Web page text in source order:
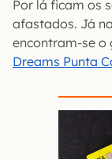
Por lá ficam os
afastados. Já
encontram-se o
Dreams Punta